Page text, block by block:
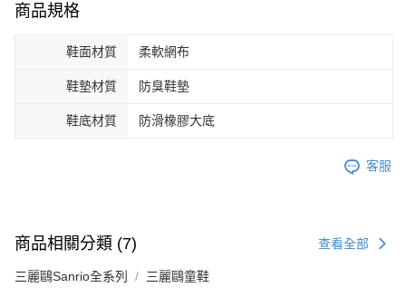
商品規格
鞋面材質 柔軟網布
鞋墊材質 防臭鞋墊
鞋底材質 防滑橡膠大底
客服
商品相關分類 (7) 查看全部
三麗鷗Sanrio全系列 三麗鷗童鞋